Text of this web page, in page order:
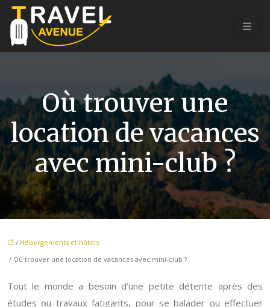
Où trouver une
location de vacances
avec mini-club ?
/ Hébergements et hôtels
/ Où trouver une location de vacances avec mini-club ?
Tout le monde a besoin d’une petite détente après des
études ou travaux fatigants, pour se balader ou effectuer